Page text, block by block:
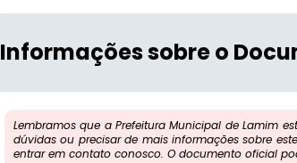
Informações sobre o
Lembramos que a Prefeitura Municipal de Lamim
dúvidas ou precisar de mais informações sobre
entrar em contato conosco. O documento oficial